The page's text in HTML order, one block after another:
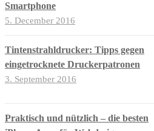
Smartphone
5. December 2016
Tintenstrahldrucker: Tipps gegen
eingetrocknete Druckerpatronen
3. September 2016
Praktisch und nützlich – die besten